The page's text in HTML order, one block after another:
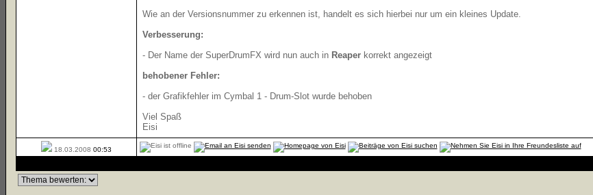
Wie an der Versionsnummer zu erkennen ist, handelt es sich hierbei nur um ein kleines Update.
Verbesserung:
- Der Name der SuperDrumFX wird nun auch in Reaperkorrekt angezeigt
behobener Fehler:
- der Grafikfehler im Cymbal 1 - Drum-Slot wurde behoben
Viel Spaß
Eisi
18.03.2008 00:53